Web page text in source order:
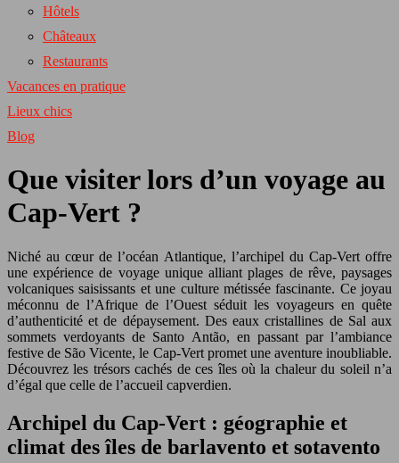
Hôtels
Châteaux
Restaurants
Vacances en pratique
Lieux chics
Blog
Que visiter lors d’un voyage au
Cap-Vert ?
Niché au cœur de l’océan Atlantique, l’archipel du Cap-Vert offre
une expérience de voyage unique alliant plages de rêve, paysages
volcaniques saisissants et une culture métissée fascinante. Ce joyau
méconnu de l’Afrique de l’Ouest séduit les voyageurs en quête
d’authenticité et de dépaysement. Des eaux cristallines de Sal aux
sommets verdoyants de Santo Antão, en passant par l’ambiance
festive de São Vicente, le Cap-Vert promet une aventure inoubliable.
Découvrez les trésors cachés de ces îles où la chaleur du soleil n’a
d’égal que celle de l’accueil capverdien.
Archipel du Cap-Vert : géographie et
climat des îles de barlavento et sotavento